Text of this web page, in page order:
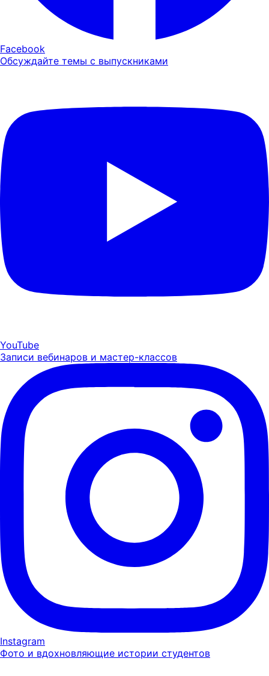
Facebook
Обсуждайте темы с выпускниками
YouTube
Записи вебинаров и мастер-классов
Instagram
Фото и вдохновляющие истории студентов